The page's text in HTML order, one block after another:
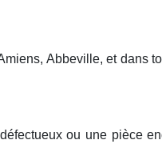
Abbeville, et dans
ou une pièce